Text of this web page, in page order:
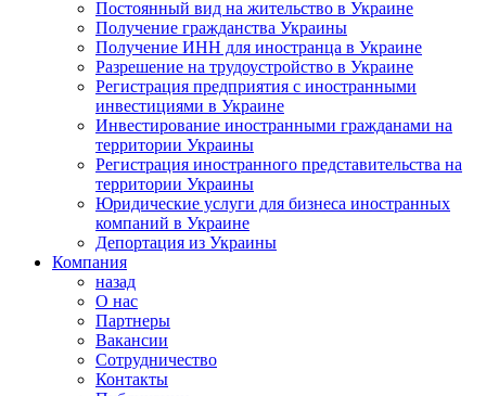
Постоянный вид на жительство в Украине
Получение гражданства Украины
Получение ИНН для иностранца в Украине
Разрешение на трудоустройство в Украине
Регистрация предприятия с иностранными
инвестициями в Украине
Инвестирование иностранными гражданами на
территории Украины
Регистрация иностранного представительства на
территории Украины
Юридические услуги для бизнеса иностранных
компаний в Украине
Депортация из Украины
Компания
назад
О нас
Партнеры
Вакансии
Сотрудничество
Контакты